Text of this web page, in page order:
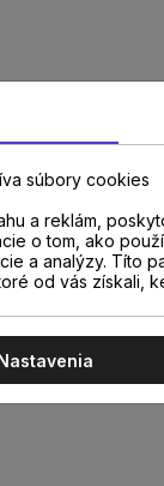
súbory cookies
a reklám,
o tom, ako
a analýzy. Títo
od vás získali,